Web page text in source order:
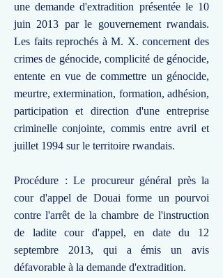
une demande d'extradition présentée le 10
juin 2013 par le gouvernement rwandais.
Les faits reprochés à M. X. concernent des
crimes de génocide, complicité de génocide,
entente en vue de commettre un génocide,
meurtre, extermination, formation, adhésion,
participation et direction d'une entreprise
criminelle conjointe, commis entre avril et
juillet 1994 sur le territoire rwandais.
Procédure : Le procureur général près la
cour d'appel de Douai forme un pourvoi
contre l'arrêt de la chambre de l'instruction
de ladite cour d'appel, en date du 12
septembre 2013, qui a émis un avis
défavorable à la demande d'extradition.